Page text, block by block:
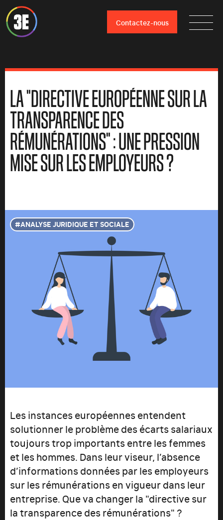
Contactez-nous
LA "DIRECTIVE EUROPÉENNE SUR LA
TRANSPARENCE DES
RÉMUNÉRATIONS" : UNE PRESSION
MISE SUR LES EMPLOYEURS ?
ANALYSE JURIDIQUE ET SOCIALE
Les instances européennes entendent
solutionner le problème des écarts salariaux
toujours trop importants entre les femmes
et les hommes. Dans leur viseur, l’absence
d’informations données par les employeurs
sur les rémunérations en vigueur dans leur
entreprise. Que va changer la "directive sur
la transparence des rémunérations" ?